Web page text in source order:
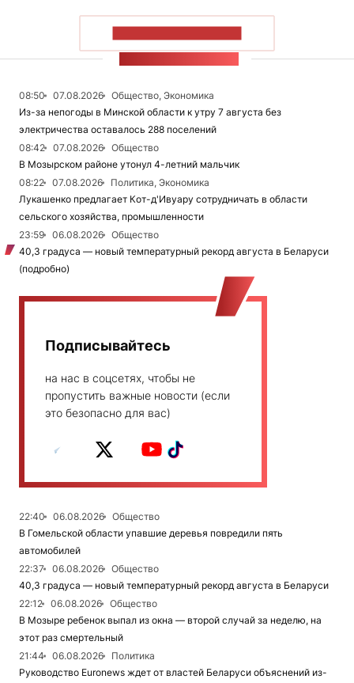
08:50 07.08.2026
Общество, Экономика
Из-за непогоды в Минской области к утру 7 августа без
электричества оставалось 288 поселений
08:42
07.08.2026
Общество
В Мозырском районе утонул 4-летний мальчик
08:22
07.08.2026
Политика, Экономика
Лукашенко предлагает Кот-д'Ивуару сотрудничать в области
сельского хозяйства, промышленности
23:59
06.08.2026
Общество
40,3 градуса — новый температурный рекорд августа в Беларуси
(подробно)
Подписывайтесь
на нас в соцсетях, чтобы не
пропустить важные новости (если
это безопасно для вас)
22:40 06.08.2026
Общество
В Гомельской области упавшие деревья повредили пять
автомобилей
22:37
06.08.2026
Общество
40,3 градуса — новый температурный рекорд августа в Беларуси
22:12
06.08.2026
Общество
В Мозыре ребенок выпал из окна — второй случай за неделю, на
этот раз смертельный
21:44
06.08.2026
Политика
Руководство Euronews ждет от властей Беларуси объяснений из-